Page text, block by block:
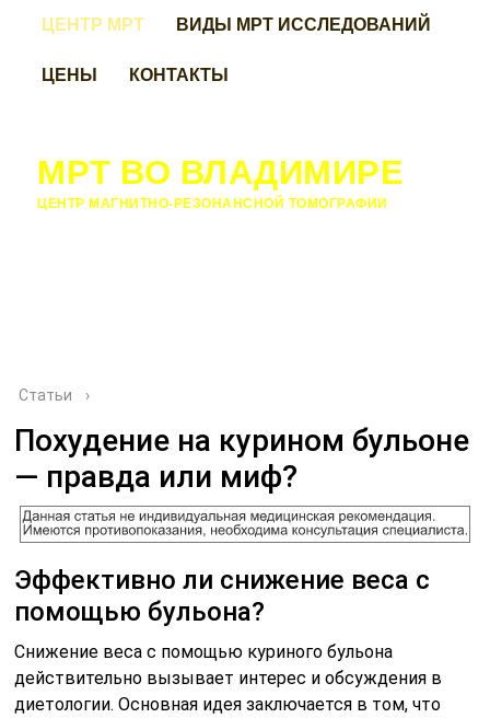
ЦЕНТР МРТ
ВИДЫ МРТ ИССЛЕДОВАНИЙ
ЦЕНЫ
КОНТАКТЫ
МРТ ВО ВЛАДИМИРЕ
ЦЕНТР МАГНИТНО-РЕЗОНАНСНОЙ ТОМОГРАФИИ
Статьи ›
Похудение на курином бульоне
— правда или миф?
Эффективно ли снижение веса с
помощью бульона?
Снижение веса с помощью куриного бульона
действительно вызывает интерес и обсуждения в
диетологии. Основная идея заключается в том, что